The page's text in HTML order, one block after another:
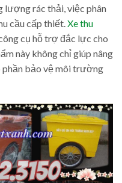
lượng rác thải, việc phân
cầu cấp thiết.Xe thu
cụ hỗ trợ đắc lực cho
này không chỉ giúp nâng
phần bảo vệ môi trường